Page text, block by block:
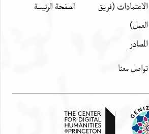
الاعتمادات (فريق
العمل)
المصادر
تواصل معنا
الصفحة الرئيسة